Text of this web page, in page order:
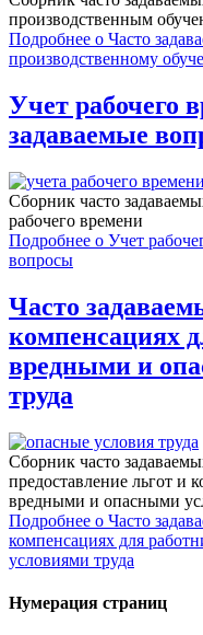
производственным
Подробнее о Часто
производственному
Учет рабочего
задаваемые
Сборник часто
рабочего времени
Подробнее о Учет
вопросы
Часто
компенсациях
вредными и
труда
Сборник часто
предоставление льгот и
вредными и опасными
Подробнее о Часто
компенсациях для
условиями труда
Нумерация страниц